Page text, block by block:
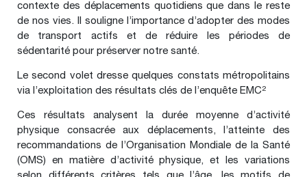
contexte des déplacements quotidiens que dans le reste
de nos vies. Il souligne l’importance d’adopter des modes
de transport actifs et de réduire les périodes de
sédentarité pour préserver notre santé.
Le second volet dresse quelques constats métropolitains
via l’exploitation des résultats clés de l’enquête EMC²
Ces résultats analysent la durée moyenne d’activité
physique consacrée aux déplacements, l’atteinte des
recommandations de l’Organisation Mondiale de la Santé
(OMS) en matière d’activité physique, et les variations